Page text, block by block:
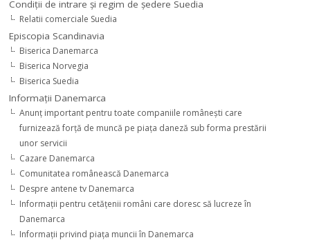
Condiţii de intrare şi regim de şedere Suedia
Relatii comerciale Suedia
Episcopia Scandinavia
Biserica Danemarca
Biserica Norvegia
Biserica Suedia
Informaţii Danemarca
Anunţ important pentru toate companiile româneşti care
furnizează forţă de muncă pe piaţa daneză sub forma prestării
unor servicii
Cazare Danemarca
Comunitatea românească Danemarca
Despre antene tv Danemarca
Informaţii pentru cetăţenii români care doresc să lucreze în
Danemarca
Informaţii privind piaţa muncii în Danemarca